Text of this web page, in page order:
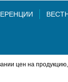
цен на